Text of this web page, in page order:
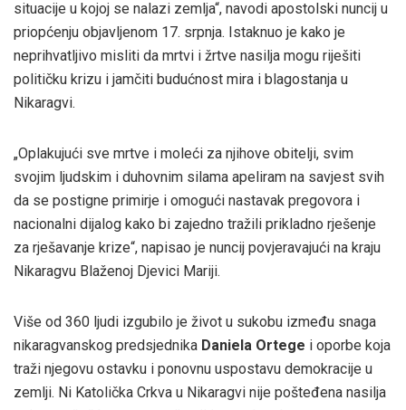
situacije u kojoj se nalazi zemlja“, navodi apostolski nuncij u
priopćenju objavljenom 17. srpnja. Istaknuo je kako je
neprihvatljivo misliti da mrtvi i žrtve nasilja mogu riješiti
političku krizu i jamčiti budućnost mira i blagostanja u
Nikaragvi.
„Oplakujući sve mrtve i moleći za njihove obitelji, svim
svojim ljudskim i duhovnim silama apeliram na savjest svih
da se postigne primirje i omogući nastavak pregovora i
nacionalni dijalog kako bi zajedno tražili prikladno rješenje
za rješavanje krize“, napisao je nuncij povjeravajući na kraju
Nikaragvu Blaženoj Djevici Mariji.
Više od 360 ljudi izgubilo je život u sukobu između snaga
nikaragvanskog predsjednika Daniela Ortege i oporbe koja
traži njegovu ostavku i ponovnu uspostavu demokracije u
zemlji. Ni Katolička Crkva u Nikaragvi nije pošteđena nasilja